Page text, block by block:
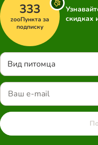
333
zooПункта за
подписку
скидках
Вид питомца